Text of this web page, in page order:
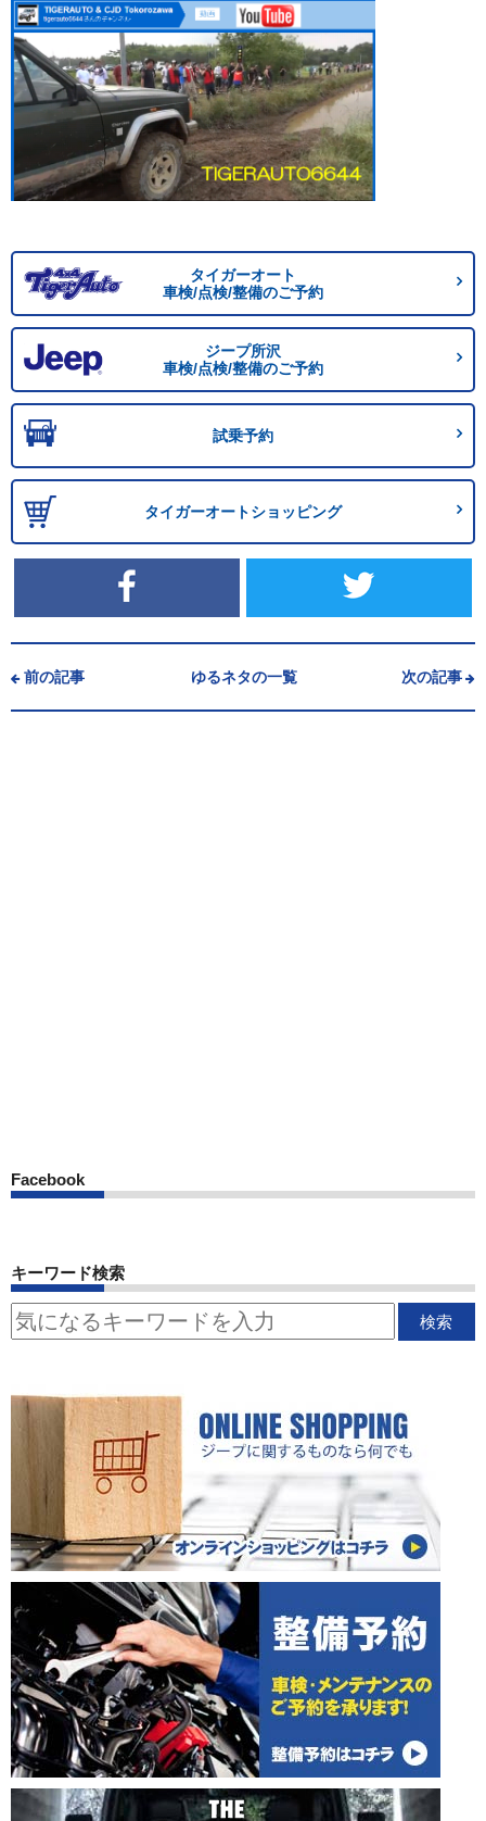
タイガーオート
車検/点検/整備のご予約
ジープ所沢
車検/点検/整備のご予約
試乗予約
タイガーオートショッピング
前の記事 ゆるネタの一覧 次の記事
Facebook
キーワード検索